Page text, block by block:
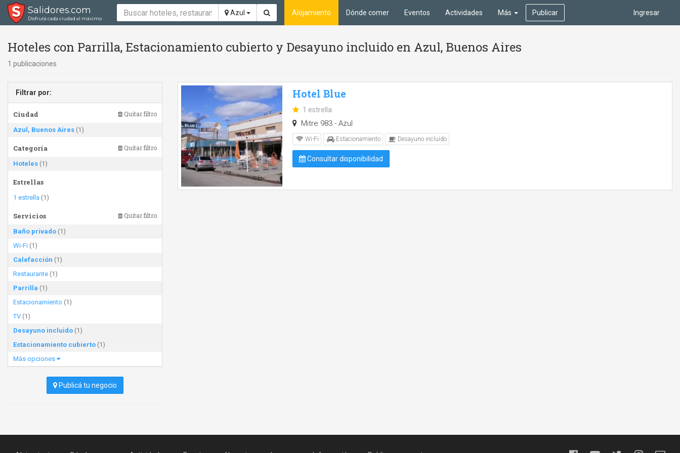
Salidores.com
Disfrutá cada ciudad al máximo
Azul Ingresar
Alojamiento Dónde comer Eventos Actividades Más Publicar
Hoteles con Parrilla, Estacionamiento cubierto y Desayuno incluido en Azul, Buenos Aires
1 publicaciones
Filtrar por:
Ciudad Quitar filtro
Azul, Buenos Aires (1)
Categoría Quitar filtro
Hoteles (1)
Estrellas
1 estrella (1)
Servicios Quitar filtro
Baño privado (1)
Wi-Fi (1)
Calefacción (1)
Restaurante (1)
Parrilla (1)
Estacionamiento (1)
TV (1)
Desayuno incluido (1)
Estacionamiento cubierto (1)
Más opciones
Publicá tu negocio
Hotel Blue
1 estrella
Mitre 983 - Azul
Wi-Fi Estacionamiento Desayuno incluido
Consultar disponibilidad